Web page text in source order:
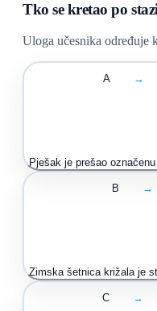
Tko se kretao po
Uloga učesnika određuje
A →
Pješak je prešao
B →
Zimska šetnica križala je
C →